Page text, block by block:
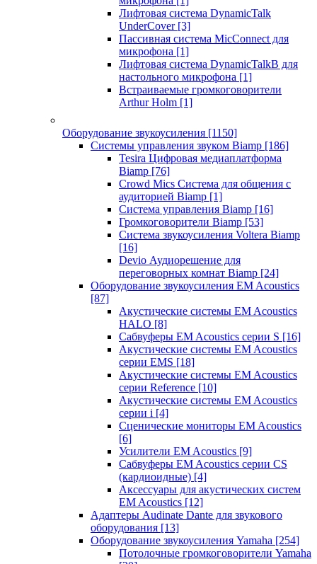
Лифтовая система DynamicTalk
UnderCover [3]
Пассивная система MicConnect для
микрофона [1]
Лифтовая система DynamicTalkB для
настольного микрофона [1]
Встраиваемые громкоговорители
Arthur Holm [1]
Оборудование звукоусиления [1150]
Системы управления звуком Biamp [186]
Tesira Цифровая медиаплатформа
Biamp [76]
Crowd Mics Система для общения с
аудиторией Biamp [1]
Система управления Biamp [16]
Громкоговорители Biamp [53]
Система звукоусиления Voltera Biamp
[16]
Devio Аудиорешение для
переговорных комнат Biamp [24]
Оборудование звукоусиления EM Acoustics
[87]
Акустические системы EM Acoustics
HALO [8]
Сабвуферы EM Acoustics серии S [16]
Акустические системы EM Acoustics
серии EMS [18]
Акустические системы EM Acoustics
серии Reference [10]
Акустические системы EM Acoustics
серии i [4]
Сценические мониторы EM Acoustics
[6]
Усилители EM Acoustics [9]
Сабвуферы EM Acoustics серии CS
(кардиоидные) [4]
Аксессуары для акустических систем
EM Acoustics [12]
Адаптеры Audinate Dante для звукового
оборудования [13]
Оборудование звукоусиления Yamaha [254]
Потолочные громкоговорители Yamaha